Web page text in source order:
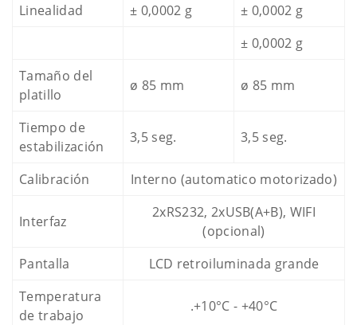
Linealidad
± 0,0002 g
± 0,0002 g
± 0,0002 g
Tamaño del
platillo
ø 85 mm ø 85 mm
Tiempo de
estabilización
3,5 seg. 3,5 seg.
Calibración Interno (automatico motorizado)
Interfaz
2xRS232, 2xUSB(A+B), WIFI
(opcional)
Pantalla
LCD retroiluminada grande
Temperatura
de trabajo
.+10°C - +40°C